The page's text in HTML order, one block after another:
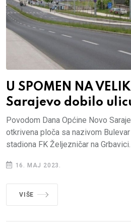
U SPOMEN NA
Sarajevo dobilo
Povodom Dana Općine Novo
otkrivena ploča sa nazivom
stadiona FK Željezničar na Grbavici.
16. MAJ 2023.
VIŠE